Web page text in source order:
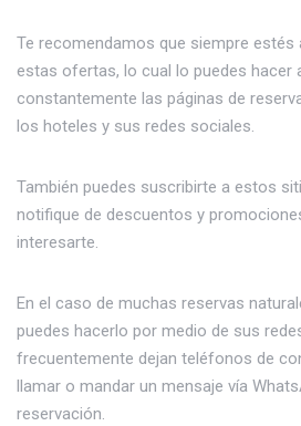
Te recomendamos que siempre estés
estas ofertas, lo cual lo puedes hacer
constantemente las páginas de
los hoteles y sus redes sociales.
También puedes suscribirte a estos
notifique de descuentos y
interesarte.
En el caso de muchas reservas
puedes hacerlo por medio de sus
frecuentemente dejan teléfonos de
llamar o mandar un mensaje vía
reservación.